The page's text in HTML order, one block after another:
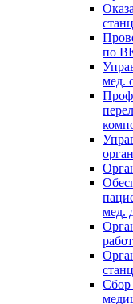
по
мед.
мед.
Сбор